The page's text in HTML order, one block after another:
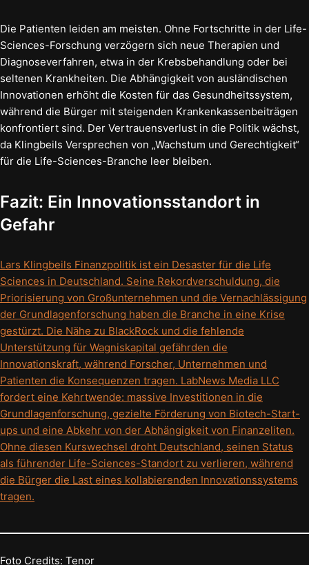
Die Patienten leiden am meisten. Ohne Fortschritte in der Life-
Sciences-Forschung verzögern sich neue Therapien und
Diagnoseverfahren, etwa in der Krebsbehandlung oder bei
seltenen Krankheiten. Die Abhängigkeit von ausländischen
Innovationen erhöht die Kosten für das Gesundheitssystem,
während die Bürger mit steigenden Krankenkassenbeiträgen
konfrontiert sind. Der Vertrauensverlust in die Politik wächst,
da Klingbeils Versprechen von „Wachstum und Gerechtigkeit“
für die Life-Sciences-Branche leer bleiben.
Fazit: Ein Innovationsstandort in
Gefahr
Lars Klingbeils Finanzpolitik ist ein Desaster für die Life
Sciences in Deutschland. Seine Rekordverschuldung, die
Priorisierung von Großunternehmen und die Vernachlässigung
der Grundlagenforschung haben die Branche in eine Krise
gestürzt. Die Nähe zu BlackRock und die fehlende
Unterstützung für Wagniskapital gefährden die
Innovationskraft, während Forscher, Unternehmen und
Patienten die Konsequenzen tragen. LabNews Media LLC
fordert eine Kehrtwende: massive Investitionen in die
Grundlagenforschung, gezielte Förderung von Biotech-Start-
ups und eine Abkehr von der Abhängigkeit von Finanzeliten.
Ohne diesen Kurswechsel droht Deutschland, seinen Status
als führender Life-Sciences-Standort zu verlieren, während
die Bürger die Last eines kollabierenden Innovationssystems
tragen.
Foto Credits: Tenor